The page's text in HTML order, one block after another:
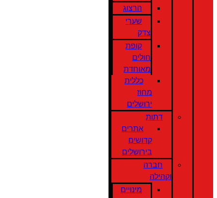
הרצוג
שערי
צדק
קופת
חולים
מאוחדת
כללית
מחוז
ירושלים
דתות
אתרים
קדושים
בירושלים
חברה
וקהילה
מינויים